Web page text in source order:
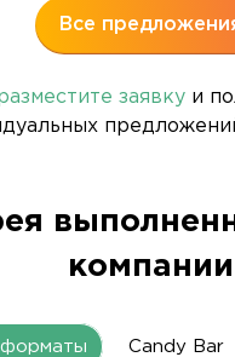
Все
заявкуи
компании
форматы Candy Bar